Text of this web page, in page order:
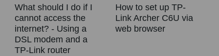
What should I do if I
cannot access the
internet? - Using a
DSL modem and a
TP-Link router
How to set up TP-
Link Archer C6U via
web browser